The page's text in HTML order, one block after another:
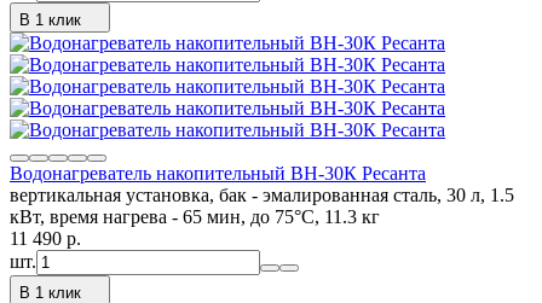
В 1 клик
Водонагреватель накопительный ВН-30К Ресанта
вертикальная установка, бак - эмалированная сталь, 30 л, 1.5
кВт, время нагрева - 65 мин, до 75°C, 11.3 кг
11 490 p.
шт.
В 1 клик